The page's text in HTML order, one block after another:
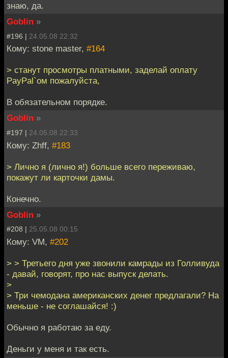
знаю, да.
Goblin »
#196 | 24.05.08 22:32
Кому: stone master, #164
> станут просмотры платными, заделай оплату
PayPal`ом пожалуйста,
В обязательном порядке.
Goblin »
#197 | 24.05.08 22:33
Кому: Zhff, #183
> Лично я (лично я!) больше всего переживаю,
покажут ли карточки дамы.
Конечно.
Goblin »
#208 | 25.05.08 00:15
Кому: VM, #202
> > Третьего дня уже звонили камрады из Голливуда
- давай, говорят, про нас выпуск делать.
>
> Три чемодана американских денег предлагали? На
меньше - не соглашайся! :)
Обычно я работаю за еду.
Деньги у меня и так есть.